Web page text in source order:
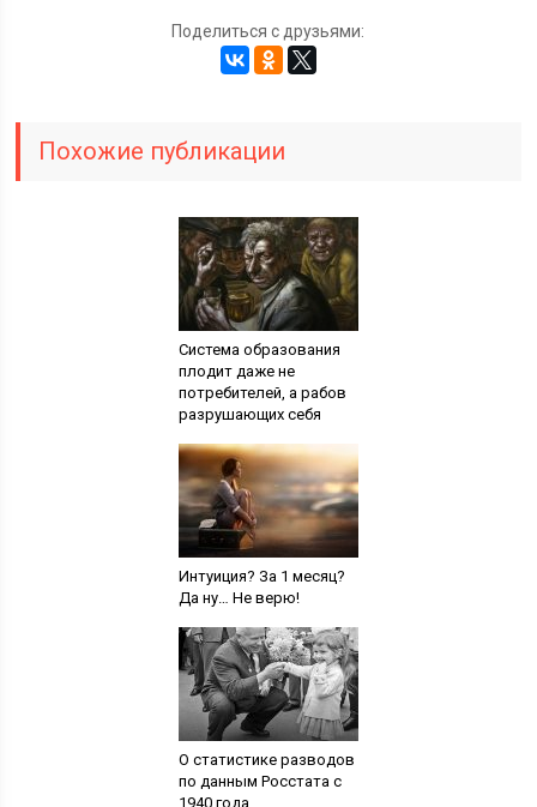
Поделиться с друзьями:
Похожие публикации
Система образования
плодит даже не
потребителей, а рабов
разрушающих себя
Интуиция? За 1 месяц?
Да ну… Не верю!
О статистике разводов
по данным Росстата с
1940 года